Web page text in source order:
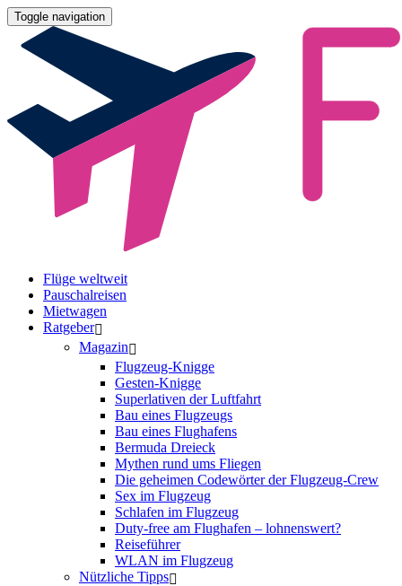
Toggle navigation
Flüge weltweit
Pauschalreisen
Mietwagen
Ratgeber
Magazin
Flugzeug-Knigge
Gesten-Knigge
Superlativen der Luftfahrt
Bau eines Flugzeugs
Bau eines Flughafens
Bermuda Dreieck
Mythen rund ums Fliegen
Die geheimen Codewörter der Flugzeug-Crew
Sex im Flugzeug
Schlafen im Flugzeug
Duty-free am Flughafen – lohnenswert?
Reiseführer
WLAN im Flugzeug
Nützliche Tipps